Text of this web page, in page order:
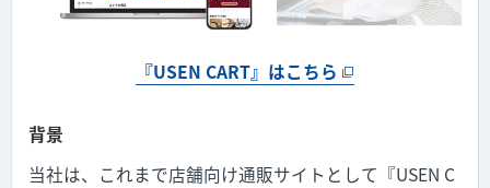
『USEN CART』はこちら
背景
当社は、これまで店舗向け通販サイトとして『USEN C